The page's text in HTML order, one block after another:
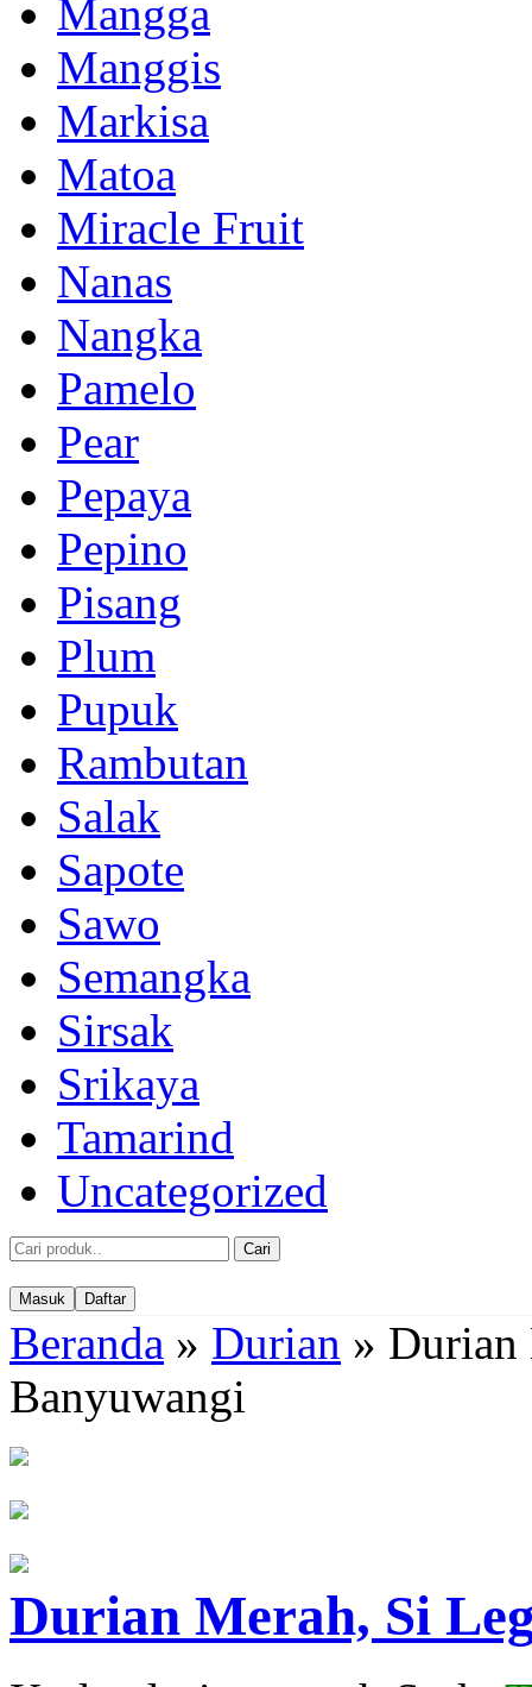
Mangga
Manggis
Markisa
Matoa
Miracle Fruit
Nanas
Nangka
Pamelo
Pear
Pepaya
Pepino
Pisang
Plum
Pupuk
Rambutan
Salak
Sapote
Sawo
Semangka
Sirsak
Srikaya
Tamarind
Uncategorized
Cari
Masuk Daftar
Beranda » Durian » Durian
Banyuwangi
Durian Merah, Si